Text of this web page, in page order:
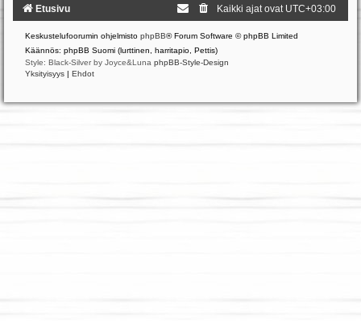
Etusivu Kaikki ajat ovat UTC+03:00
Keskustelufoorumin ohjelmisto phpBB® Forum Software © phpBB Limited
Käännös: phpBB Suomi (lurttinen, harritapio, Pettis)
Style: Black-Silver by Joyce&Luna phpBB-Style-Design
Yksityisyys | Ehdot